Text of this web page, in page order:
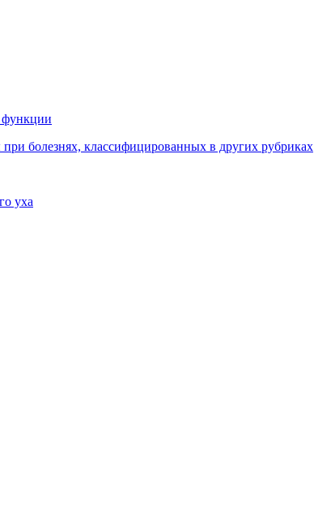
функции
болезнях, классифицированных в других рубриках
уха